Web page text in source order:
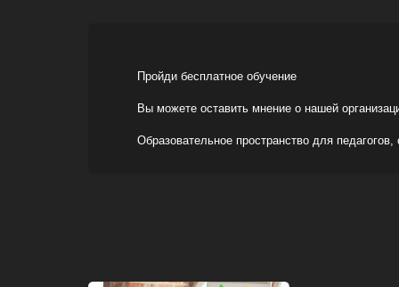
Пройди бесплатное обучение
Вы можете оставить мнение о нашей
Образовательное пространство для